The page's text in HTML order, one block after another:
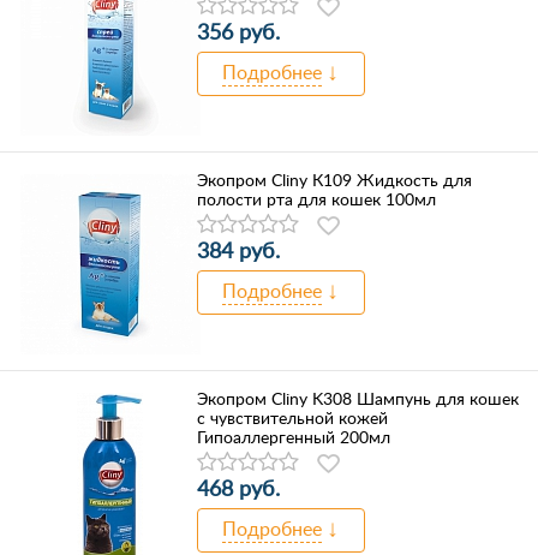
356 руб.
Подробнее
Экопром Cliny К109 Жидкость для
полости рта для кошек 100мл
384 руб.
Подробнее
Экопром Cliny K308 Шампунь для кошек
с чувствительной кожей
Гипоаллергенный 200мл
468 руб.
Подробнее